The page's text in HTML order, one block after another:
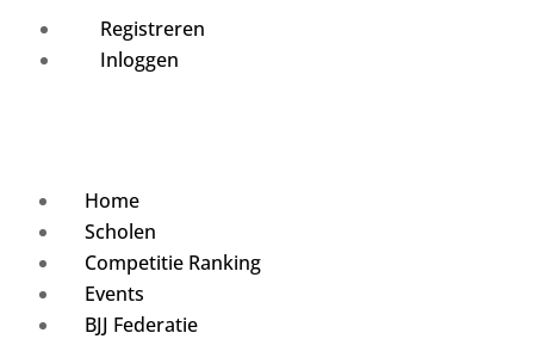
Registreren
Inloggen
Home
Scholen
Competitie Ranking
Events
BJJ Federatie